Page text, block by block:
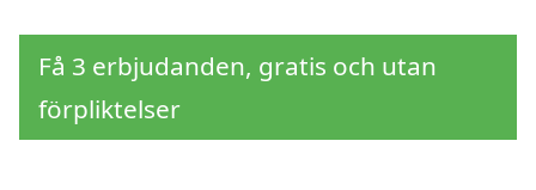
Få 3 erbjudanden, gratis och utan
förpliktelser